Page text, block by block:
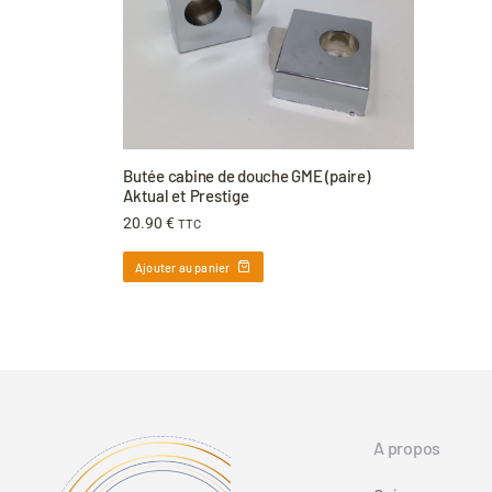
Butée cabine de douche GME (paire)
Aktual et Prestige
20.90 € TTC
Ajouter au panier
A propos